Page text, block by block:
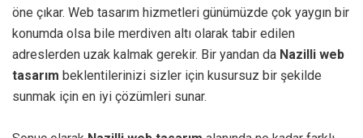
öne çıkar. Web tasarım hizmetleri günümüzde çok yaygın bir
konumda olsa bile merdiven altı olarak tabir edilen
adreslerden uzak kalmak gerekir. Bir yandan da Nazilli web
tasarım beklentilerinizi sizler için kusursuz bir şekilde
sunmak için en iyi çözümleri sunar.